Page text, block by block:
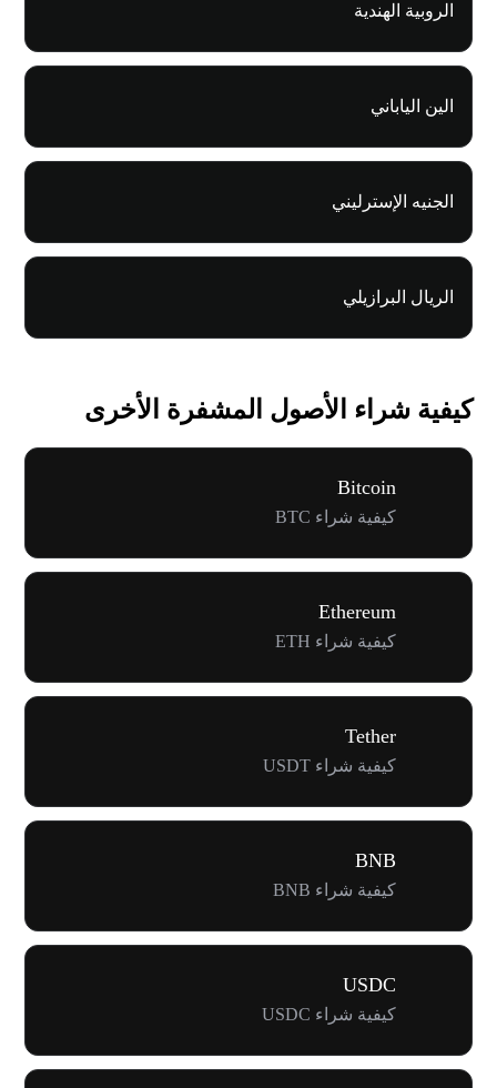
الروبية الهندية
الين الياباني
الجنيه الإسترليني
الريال البرازيلي
كيفية شراء الأصول المشفرة الأخرى
Bitcoin
كيفية شراء BTC
Ethereum
كيفية شراء ETH
Tether
كيفية شراء USDT
BNB
كيفية شراء BNB
USDC
كيفية شراء USDC